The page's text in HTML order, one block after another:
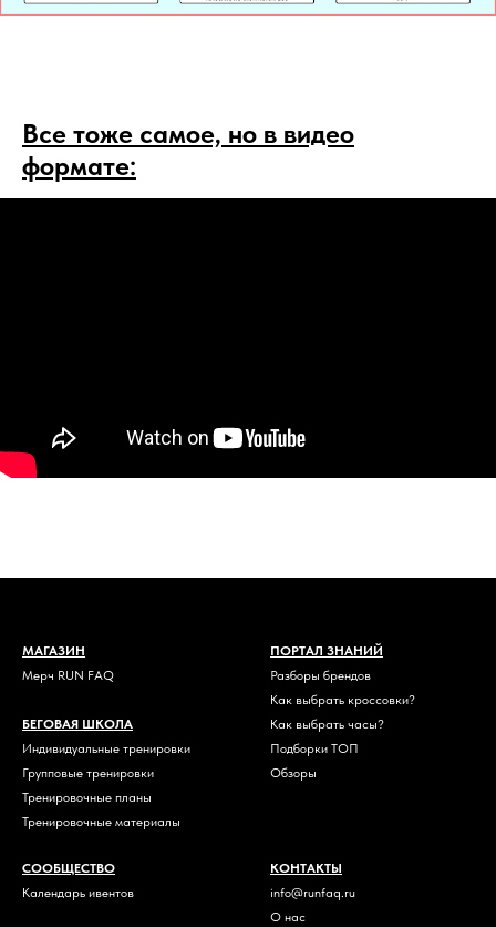
Все тоже самое, но в видео
формате:
МАГАЗИН
Мерч RUN FAQ
БЕГОВАЯ ШКОЛА
Индивидуальные тренировки
Групповые тренировки
Тренировочные планы
Тренировочные материалы
ПОРТАЛ ЗНАНИЙ
Разборы брендов
Как выбрать кроссовки?
Как выбрать часы?
Подборки ТОП
Обзоры
СООБЩЕСТВО
Календарь ивентов
КОНТАКТЫ
info@runfaq.ru
О нас